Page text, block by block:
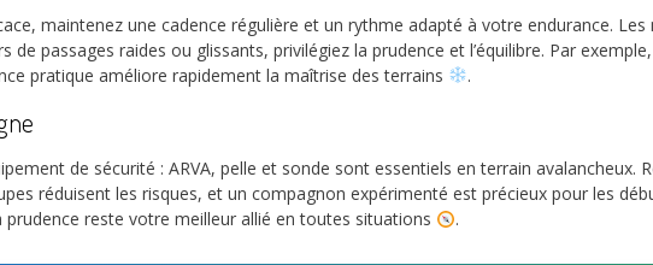
maintenez une cadence régulière et un rythme adapté à votre endurance.
de passages raides ou glissants, privilégiez la prudence et l’équilibre. Par
pratique améliore rapidement la maîtrise des terrains
.
de sécurité : ARVA, pelle et sonde sont essentiels en terrain avalancheux.
réduisent les risques, et un compagnon expérimenté est précieux pour les
prudence reste votre meilleur allié en toutes situations
.